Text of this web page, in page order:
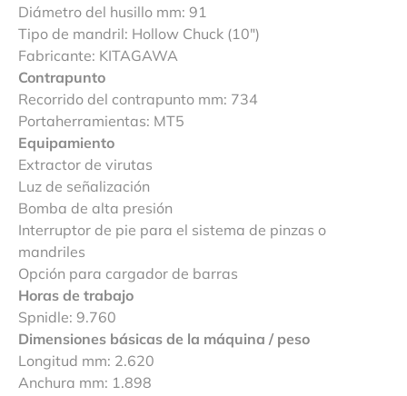
Diámetro del husillo mm: 91
Tipo de mandril: Hollow Chuck (10″)
Fabricante: KITAGAWA
Contrapunto
Recorrido del contrapunto mm: 734
Portaherramientas: MT5
Equipamiento
Extractor de virutas
Luz de señalización
Bomba de alta presión
Interruptor de pie para el sistema de pinzas o
mandriles
Opción para cargador de barras
Horas de trabajo
Spnidle: 9.760
Dimensiones básicas de la máquina / peso
Longitud mm: 2.620
Anchura mm: 1.898